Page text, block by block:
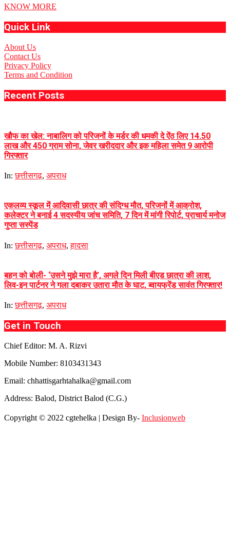
KNOW MORE
Quick Link
About Us
Contact Us
Privacy Policy
Terms and Condition
Recent Posts
खौफ का खेल: नाबालिग को परिजनों के मर्डर की धमकी दे ऐंठ लिए 14.50
लाख और 450 ग्राम सोना, जेवर खरीददार और इक महिला समेत 9 आरोपी
गिरफ्तार
In: छत्तीसगढ़, अपराध
एकलव्य स्कूल में आदिवासी छात्र की संदिग्ध मौत, परिजनों में आक्रोश,
कलेक्टर ने बनाई 4 सदस्यीय जांच समिति, 7 दिन में मांगी रिपोर्ट, प्राचार्य मनोज
गुप्ता सस्पेंड
In: छत्तीसगढ़, अपराध,हादसा
बहन को बोली- ‘उसने मुझे मारा है’, अगले दिन मिली बीएड छात्रा की लाश,
लिव-इन पार्टनर ने गला दबाकर उतारा मौत के घाट, ब्वायफ्रेंड सावंत गिरफ्तार!
In: छत्तीसगढ़, अपराध
Get in Touch
Chief Editor: M. A. Rizvi
Mobile Number: 8103431343
Email: chhattisgarhtahalka@gmail.com
Address: Balod, District Balod (C.G.)
Copyright © 2022 cgtehelka | Design By- Inclusionweb